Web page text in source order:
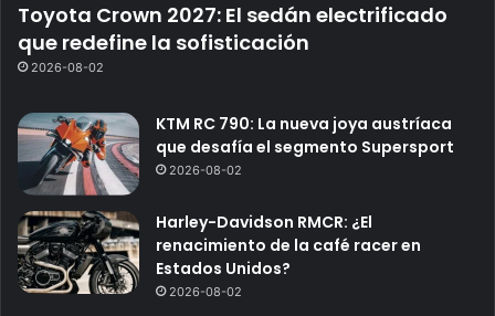
Toyota Crown 2027: El sedán electrificado
que redefine la sofisticación
2026-08-02
KTM RC 790: La nueva joya austríaca
que desafía el segmento Supersport
2026-08-02
Harley-Davidson RMCR: ¿El
renacimiento de la café racer en
Estados Unidos?
2026-08-02